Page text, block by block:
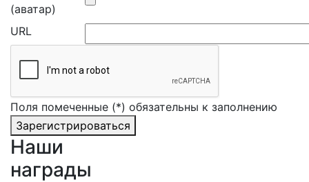
(аватар)
URL
Поля помеченные (*) обязательны к заполнению
Зарегистрироваться
Наши
награды